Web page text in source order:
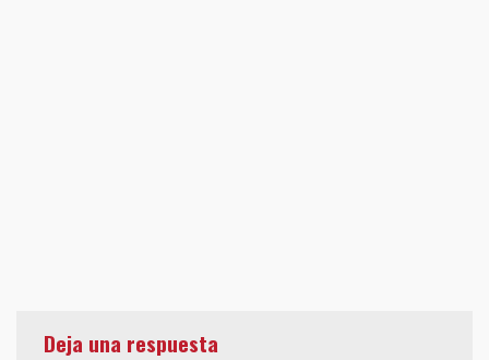
Deja una respuesta